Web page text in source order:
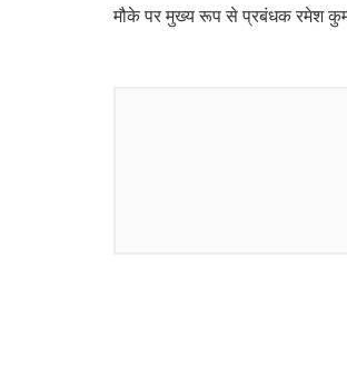
मौके पर मुख्य रूप से प्रबंधक रमेश